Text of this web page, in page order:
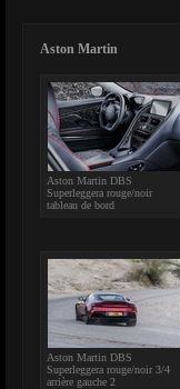
Aston Martin
Aston Martin DBS
Superleggera rouge/noir
tableau de bord
Aston Martin DBS
Superleggera rouge/noir 3/4
arrière gauche 2